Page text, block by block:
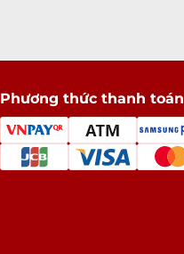
Phương thức thanh toán